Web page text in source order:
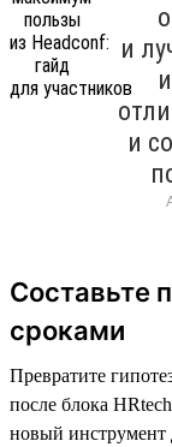
и
и
Составьте
сроками
Превратите
после блока
новый